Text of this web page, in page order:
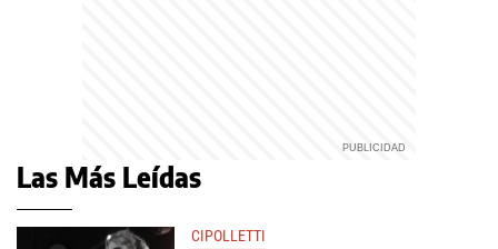
Las Más Leídas
CIPOLLETTI